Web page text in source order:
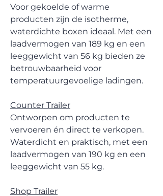
Voor gekoelde of warme
producten zijn de isotherme,
waterdichte boxen ideaal. Met een
laadvermogen van 189 kg en een
leeggewicht van 56 kg bieden ze
betrouwbaarheid voor
temperatuurgevoelige ladingen.
Counter Trailer
Ontworpen om producten te
vervoeren én direct te verkopen.
Waterdicht en praktisch, met een
laadvermogen van 190 kg en een
leeggewicht van 55 kg.
Shop Trailer